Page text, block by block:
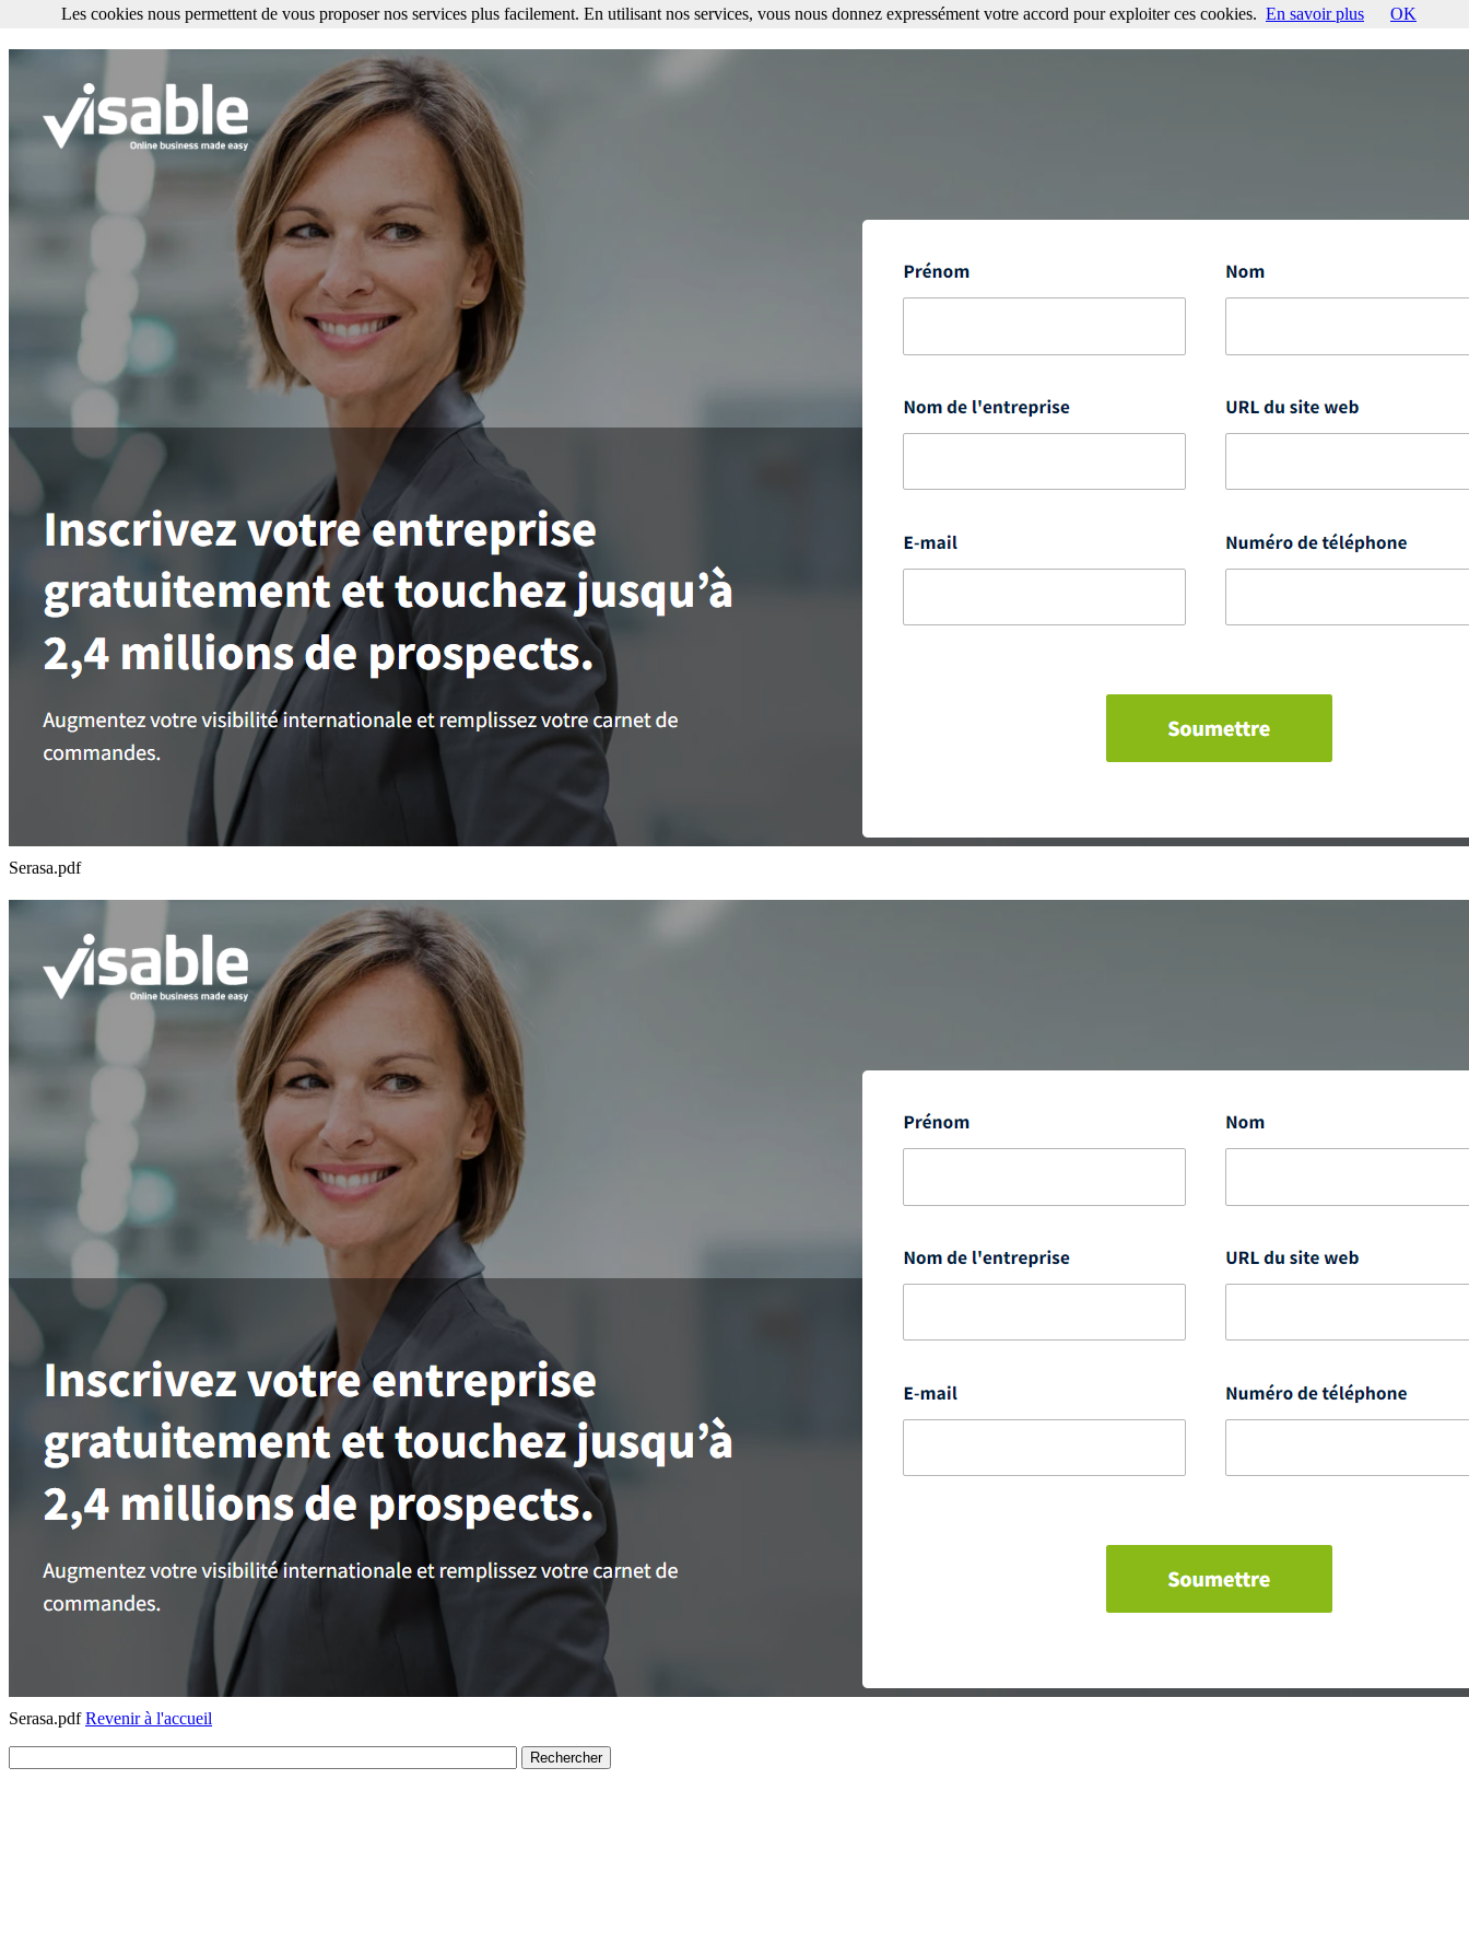
Les cookies nous permettent de vous proposer nos services plus facilement. En utilisant nos services, vous nous donnez expressément votre accord pour exploiter ces cookies.En savoir plus OK
Serasa.pdf
Serasa.pdfRevenir à l'accueil
Les cookies nous permettent de vous proposer nos services plus facilement. En utilisant nos services, vous nous donnez expressément votre accord pour exploiter ces cookies. En savoir plus OK